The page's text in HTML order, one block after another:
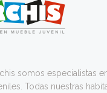
somos especialistas
Todas nuestras